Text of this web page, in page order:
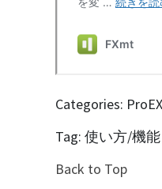
Categories:
Tag: 使い方/機能
Back to Top